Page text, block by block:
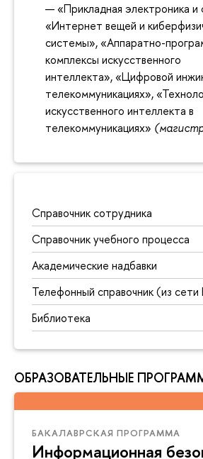
«Прикладная электроника
«Интернет вещей и
системы», «Аппаратно-
комплексы искусственного
интеллекта», «Цифровой
телекоммуникациях»,
искусственного интеллекта в
телекоммуникациях»
Справочник сотрудника
Справочник учебного процесса
Академические надбавки
Телефонный справочник (из
Библиотека
ОБРАЗОВАТЕЛЬНЫЕ
БАКАЛАВРСКАЯ ПРОГРАММА
Информационная